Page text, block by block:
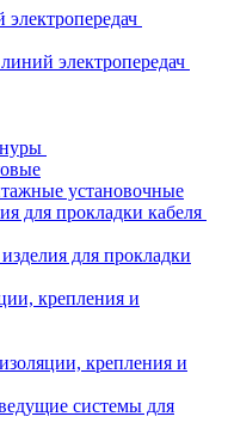
электропередач
установочные
для прокладки кабеля
для прокладки
крепления и
крепления и
системы для